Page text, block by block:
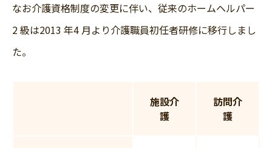
なお介護資格制度の変更に伴い、従来のホームヘルパー
2 級は2013 年4 月より介護職員初任者研修に移行しまし
た。
施設介
護
訪問介
護